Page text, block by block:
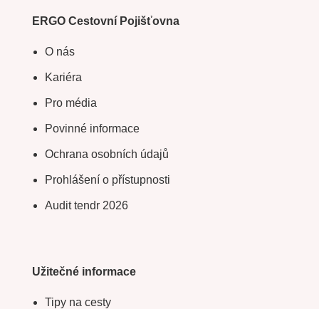
ERGO Cestovní Pojišťovna
O nás
Kariéra
Pro média
Povinné informace
Ochrana osobních údajů
Prohlášení o přístupnosti
Audit tendr 2026
Užitečné informace
Tipy na cesty